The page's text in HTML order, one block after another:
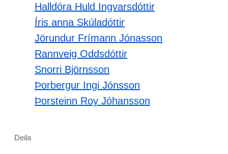
Halldóra Huld Ingvarsdóttir
Íris anna Skúladóttir
Jörundur Frímann Jónasson
Rannveig Oddsdóttir
Snorri Björnsson
Þorbergur Ingi Jónsson
Þorsteinn Roy Jóhansson
Deila